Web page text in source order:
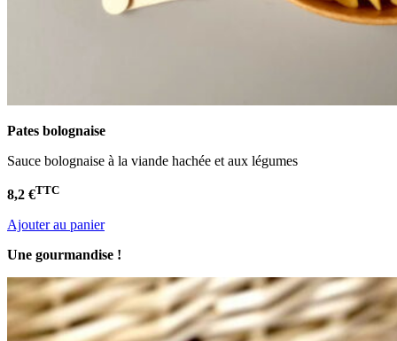
Pates bolognaise
Sauce bolognaise à la viande hachée et aux légumes
8,2 €TTC
Ajouter au panier
Une gourmandise !